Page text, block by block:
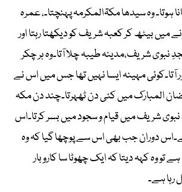
ہوتا۔ وہ سیدھا مکۃالمکرمہ پہنچتا۔، عمرہ
میں بیٹھ کر کعبہ شریف کو دیکھتا رہتا اور
نبوی شریف،مدینہ طیبہ چلا آتا۔وہ ہر چکر
مہینہ ایسا نہیں تھا جس میں اس نے
المبارک میں کئی دن ٹھہرتا۔چند دن مکہ
شریف میں قیام و سجود میں بسر کرتا۔اس
دوران جب بھی اس سے پوچھا گیا کہ وہ
تو وہ کہہ دیتا کہ ایک چھوٹا سا کاروبار
ہے۔